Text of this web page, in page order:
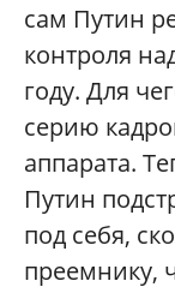
сам Путин
контроля
году. Для
серию
аппарата.
Путин
под себя,
преемнику,